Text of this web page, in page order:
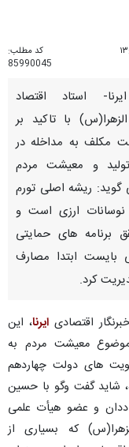
کد مطلب:
85990045
استاد اقتصاد
با تاکید بر
مکلف به مداخله در
و معیشت مردم
ریشه اصلی تورم
نوسانات ارزی است و
برنامه های حمایتی
بایست ابتدا مصارف
کرد.
اقتصادی ایرنا، این
معیشت مردم به
های دولت چهاردهم
شاید گفت وگو با حسین
و عضو هیأت علمی
که بسیاری از